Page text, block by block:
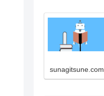
sunagitsune.com